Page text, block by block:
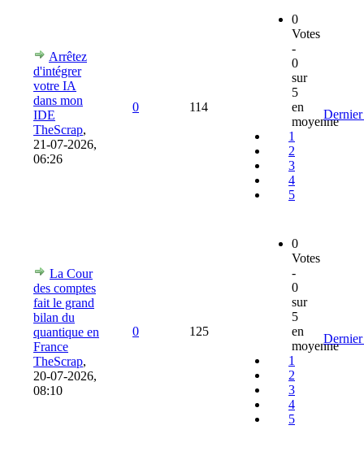
Arrêtez
d'intégrer
votre IA
dans mon
IDE
TheScrap,
21-07-2026,
06:26
0 114
0
Votes
-
0
sur
5
en
moyenne
1
2
3
4
5
Dernier
La Cour
des comptes
fait le grand
bilan du
quantique en
France
TheScrap,
20-07-2026,
08:10
0 125
0
Votes
-
0
sur
5
en
moyenne
1
2
3
4
5
Dernier